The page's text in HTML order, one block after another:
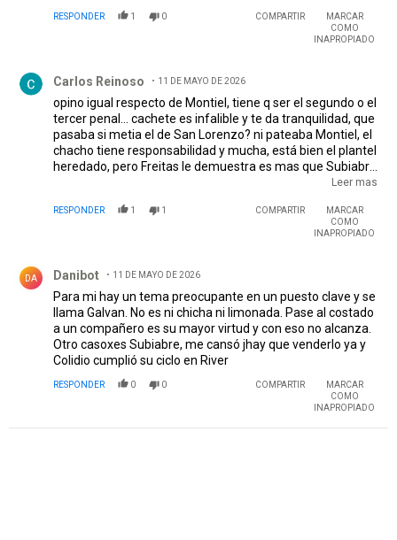
RESPONDER 1 0 COMPARTIR
MARCAR
COMO
INAPROPIADO
Carlos Reinoso 11 DE MAYO DE 2026
opino igual respecto de Montiel, tiene q ser el segundo o el
tercer penal... cachete es infalible y te da tranquilidad, que
pasaba si metia el de San Lorenzo? ni pateaba Montiel, el
chacho tiene responsabilidad y mucha, está bien el plantel
heredado, pero Freitas le demuestra es mas que Subiabre
y Subiabre es la primera opción, q sigan Driussi y Colidio
se vayan los dos, los centrales son de terror y siempre la
misma jugada pelotazo y a rezar que es medio gol, como
lunes todos hablan de aliento pero casi todos ayer
estuvimos a los insultos por q el equipo no transmite nada,
salvo Beltran y Acuña el resto no le hacen honor al manto
sagrado, ya se de Juanfer pero contra un equipo fuerte
esas pinceladas no bastan
Leer mas
RESPONDER 1 1 COMPARTIR
MARCAR
COMO
INAPROPIADO
DA Danibot 11 DE MAYO DE 2026
Para mi hay un tema preocupante en un puesto clave y se
llama Galvan. No es ni chicha ni limonada. Pase al costado
a un compañero es su mayor virtud y con eso no alcanza.
Otro casoxes Subiabre, me cansó jhay que venderlo ya y
Colidio cumplió su ciclo en River
RESPONDER 0 0 COMPARTIR
MARCAR
COMO
INAPROPIADO